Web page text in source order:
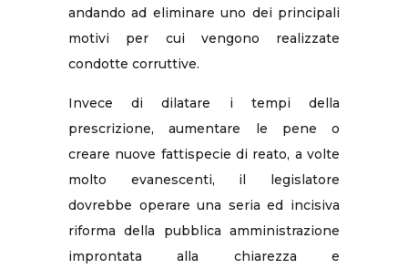
andando ad eliminare uno dei principali
motivi per cui vengono realizzate
condotte corruttive.
Invece di dilatare i tempi della
prescrizione, aumentare le pene o
creare nuove fattispecie di reato, a volte
molto evanescenti, il legislatore
dovrebbe operare una seria ed incisiva
riforma della pubblica amministrazione
improntata alla chiarezza e